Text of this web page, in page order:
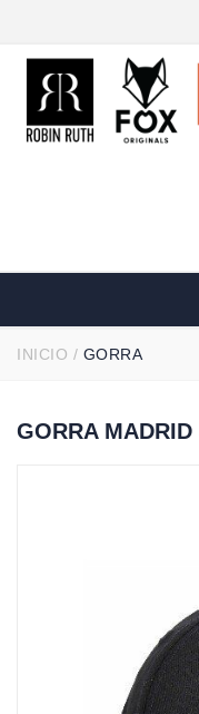
INICIO / GORRA
GORRA